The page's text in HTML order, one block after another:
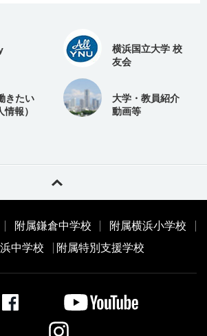
横浜国立大学 校
友会
きたい
報）
大学・教員紹介
動画等
附属鎌倉中学校
附属横浜小学校
中学校
附属特別支援学校